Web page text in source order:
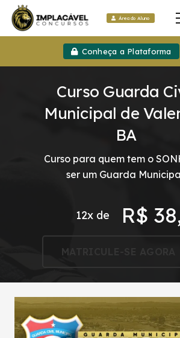
Área do Aluno
Conheça a Plataforma
Curso Guarda
Municipal de
BA
Curso para quem tem o
ser um Guarda
12x de R$
MATRICULE-SE AGORA